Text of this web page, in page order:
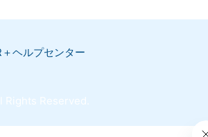
＋ヘルプセンター
Reserved.